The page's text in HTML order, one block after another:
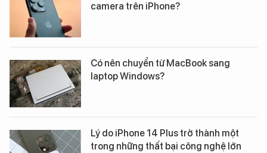
camera trên iPhone?
Có nên chuyển từ MacBook sang
laptop Windows?
Lý do iPhone 14 Plus trở thành một
trong những thất bại công nghệ lớn